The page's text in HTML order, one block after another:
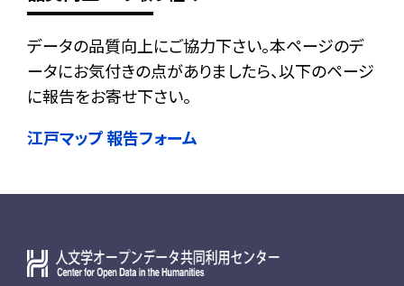
データの品質向上にご協力下さい。本ページのデ
ータにお気付きの点がありましたら、以下のページ
に報告をお寄せ下さい。
江戸マップ 報告フォーム